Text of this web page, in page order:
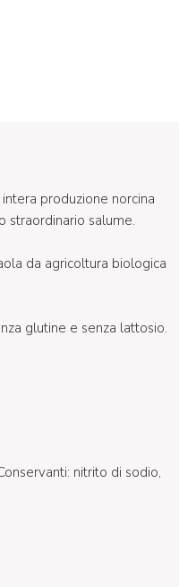
produzione norcina
straordinario salume.
da agricoltura biologica
glutine e senza lattosio.
nitrito di sodio,